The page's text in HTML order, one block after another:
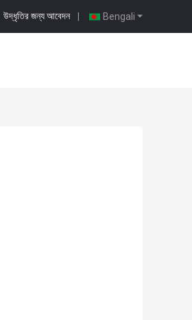
Bengali
উদ্ধৃতির জন্য আবেদন |